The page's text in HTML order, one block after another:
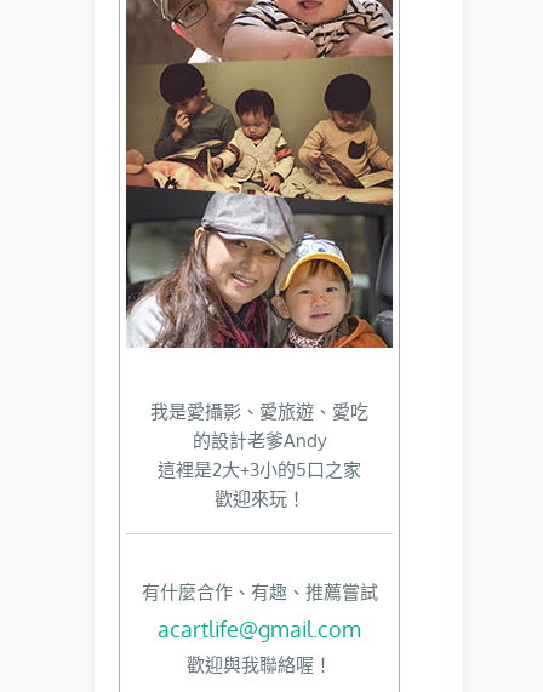
我是愛攝影、愛旅遊、愛吃
的設計老爹Andy
這裡是2大+3小的5口之家
歡迎來玩！
有什麼合作、有趣、推薦嘗試
acartlife@gmail.com
歡迎與我聯絡喔！